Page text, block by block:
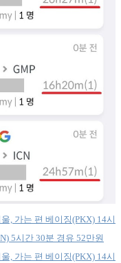
, 가는 편 베이징(PKX) 14시
5시간 30분 경유 52만원
, 가는 편 베이징(PKX) 14시